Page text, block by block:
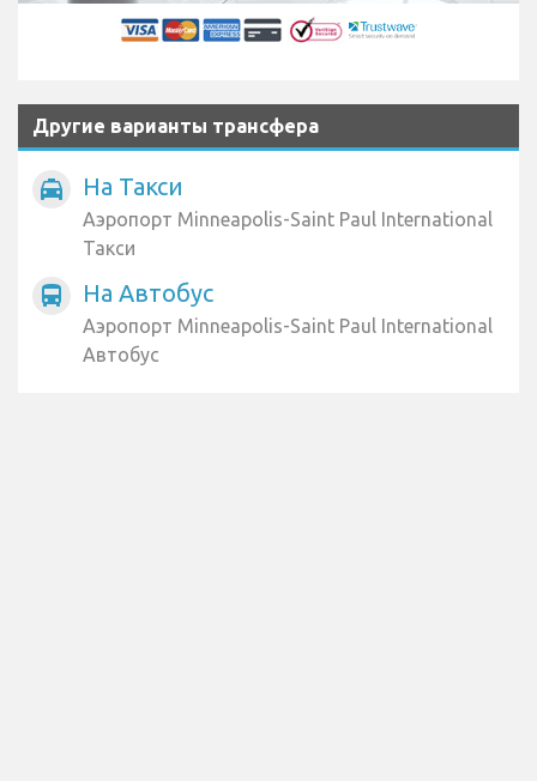
Другие варианты трансфера
local_taxi На Такси
Аэропорт Minneapolis-Saint Paul International
Такси
directions_bus На Автобус
Аэропорт Minneapolis-Saint Paul International
Автобус